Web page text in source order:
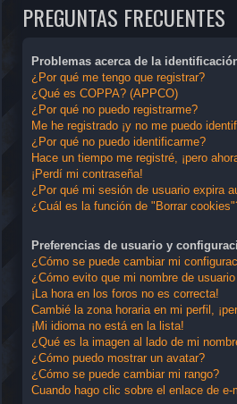
PREGUNTAS FRECUENTES
Problemas acerca de la
¿Por qué me tengo que registrar?
¿Qué es COPPA? (APPCO)
¿Por qué no puedo registrarme?
Me he registrado ¡y no me puedo
¿Por qué no puedo identificarme?
Hace un tiempo me registré, ¡pero
¡Perdí mi contraseña!
¿Por qué mi sesión de usuario expira
¿Cuál es la función de "Borrar
Preferencias de usuario y
¿Cómo se puede cambiar mi
¿Cómo evito que mi nombre de
¡La hora en los foros no es correcta!
Cambié la zona horaria en mi perfil,
¡Mi idioma no está en la lista!
¿Qué es la imagen al lado de mi
¿Cómo puedo mostrar un avatar?
¿Cómo se puede cambiar mi rango?
Cuando hago clic sobre el enlace de